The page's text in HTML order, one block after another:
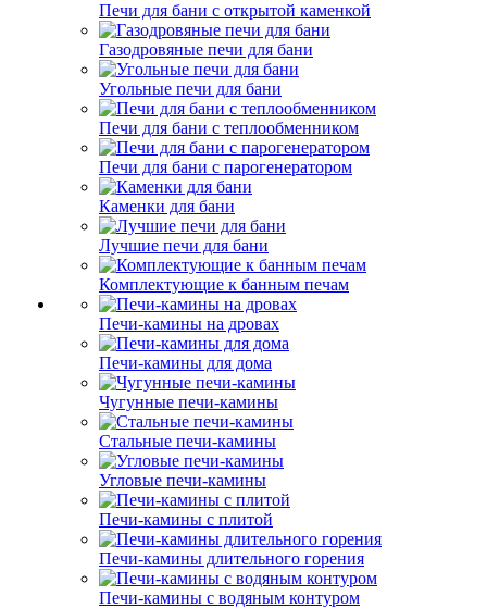
Печи для бани с открытой каменкой
Газодровяные печи для бани
Угольные печи для бани
Печи для бани с теплообменником
Печи для бани с парогенератором
Каменки для бани
Лучшие печи для бани
Комплектующие к банным печам
Печи-камины на дровах
Печи-камины для дома
Чугунные печи-камины
Стальные печи-камины
Угловые печи-камины
Печи-камины с плитой
Печи-камины длительного горения
Печи-камины с водяным контуром